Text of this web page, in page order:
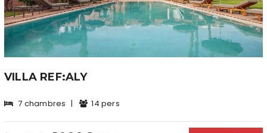
VILLA REF:ALY
7 chambres | 14 pers